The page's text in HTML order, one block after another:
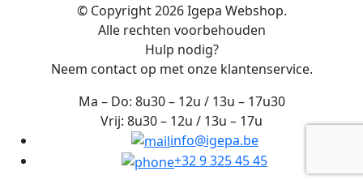
© Copyright 2026 Igepa Webshop.
Alle rechten voorbehouden
Hulp nodig?
Neem contact op met onze klantenservice.
Ma – Do: 8u30 – 12u / 13u – 17u30
Vrij: 8u30 – 12u / 13u – 17u
info@igepa.be
+32 9 325 45 45